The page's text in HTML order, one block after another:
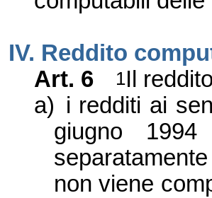
IV. Reddito
Art. 6
1Il
a) i redditi ai
giugno
non viene